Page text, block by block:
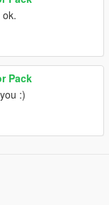
Pack
:)